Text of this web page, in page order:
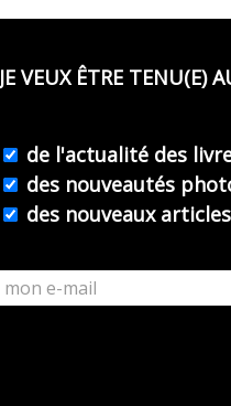
JE VEUX ÊTRE TENU(E)
de l'actualité des
des nouveautés
des nouveaux